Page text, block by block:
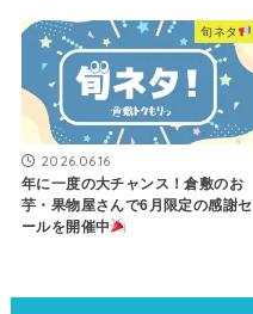
旬ネタ
2026.06.16
年に一度の大チャンス！倉敷のお
芋・果物屋さんで6月限定の感謝セ
ールを開催中